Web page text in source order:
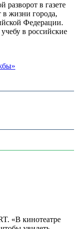
в газете
в жизни города,
Федерации.
в российские
«В кинотеатре